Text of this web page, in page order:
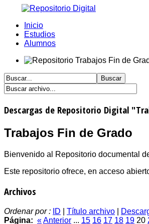
Inicio
Estudios
Alumnos
Descargas de Repositorio Digital
Trabajos Fin de Grado
Bienvenido al Repositorio documental
Este repositorio ofrece, en acceso
Archivos
Ordenar por : ID Título archivo
Página: «Anterior ... 15 16 17 18 19 20